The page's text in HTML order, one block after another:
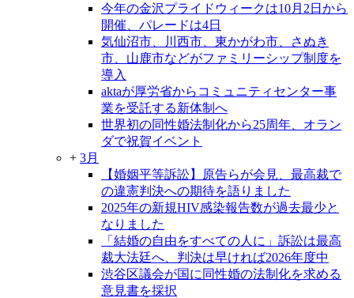
今年の金沢プライドウィークは10月2日から
開催、パレードは4日
気仙沼市、川西市、東かがわ市、さぬき
市、山鹿市などがファミリーシップ制度を
導入
aktaが厚労省からコミュニティセンター事
業を受託する新体制へ
世界初の同性婚法制化から25周年、オラン
ダで祝賀イベント
+ 3月
【婚姻平等訴訟】原告らが会見、最高裁で
の違憲判決への期待を語りました
2025年の新規HIV感染報告数が過去最少と
なりました
「結婚の自由をすべての人に」訴訟は最高
裁大法廷へ、判決は早ければ2026年度中
渋谷区議会が国に同性婚の法制化を求める
意見書を採択